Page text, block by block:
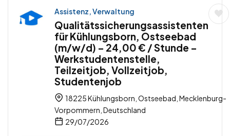
Assistenz, Verwaltung
Qualitätssicherungsassistenten
für Kühlungsborn, Ostseebad
(m/w/d) – 24,00 € / Stunde –
Werkstudentenstelle,
Teilzeitjob, Vollzeitjob,
Studentenjob
18225 Kühlungsborn, Ostseebad, Mecklenburg-
Vorpommern, Deutschland
29/07/2026